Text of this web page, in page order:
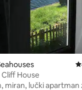
Cliff House
miran, lučki apartman